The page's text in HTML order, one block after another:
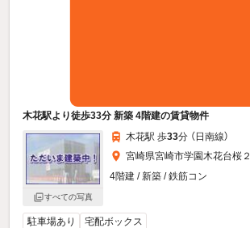
木花駅より徒歩33分 新築 4階建の賃貸物件
すべての写真
木花駅 歩33分 （日南線）
宮崎県宮崎市学園木花台桜２
4階建 / 新築 / 鉄筋コン
駐車場あり 宅配ボックス